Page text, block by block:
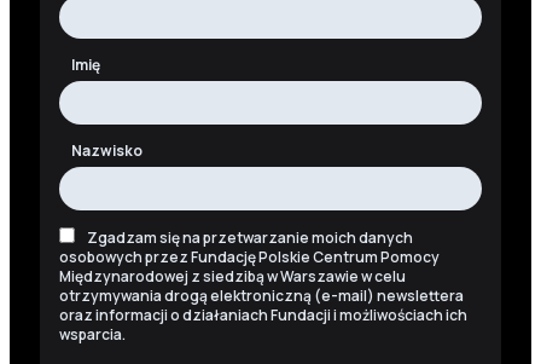
Imię
Nazwisko
Zgadzam się na przetwarzanie moich danych
osobowych przez Fundację Polskie Centrum Pomocy
Międzynarodowej z siedzibą w Warszawie w celu
otrzymywania drogą elektroniczną (e-mail) newslettera
oraz informacji o działaniach Fundacji i możliwościach ich
wsparcia.